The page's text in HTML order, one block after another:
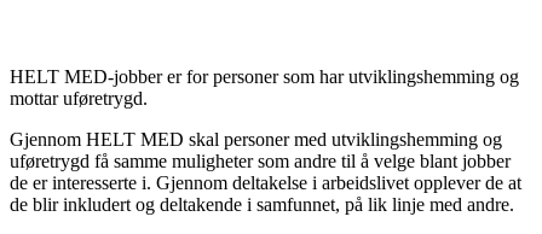
HELT MED-jobber er for personer som har utviklingshemming og
mottar uføretrygd.
Gjennom HELT MED skal personer med utviklingshemming og
uføretrygd få samme muligheter som andre til å velge blant jobber
de er interesserte i. Gjennom deltakelse i arbeidslivet opplever de at
de blir inkludert og deltakende i samfunnet, på lik linje med andre.